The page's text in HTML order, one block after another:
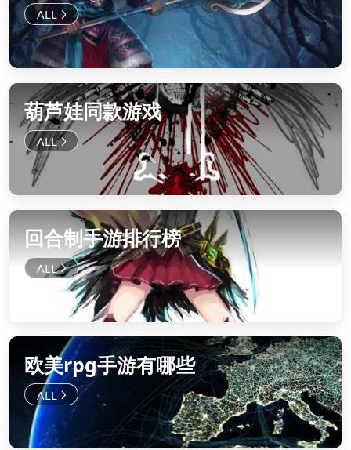
葫芦娃同款游戏
回合制手游排行榜
欧美rpg手游有哪些